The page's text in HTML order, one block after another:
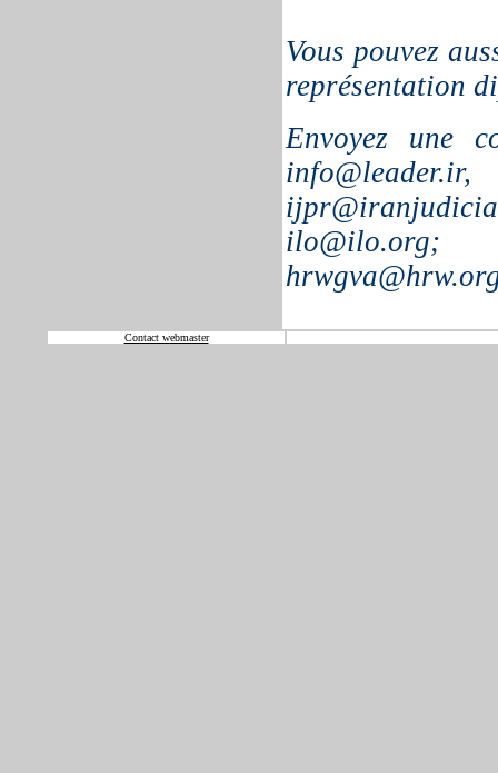
Vous pouvez
représentation
Envoyez une
ilo@ilo.org;
Contact webmaster